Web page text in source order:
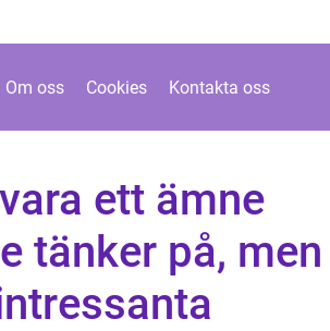
Om oss Cookies Kontakta oss
ett ämne
tänker på, men